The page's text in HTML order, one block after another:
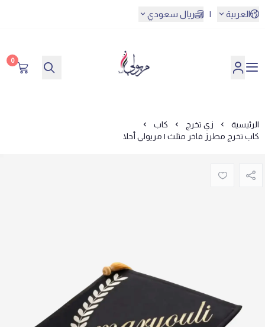
العربية | ريال سعودي
مريولي أحلا
0
الرئيسية زي تخرج
كاب
كاب تخرج مطرز فاخر مثلث | مريولي أحلا